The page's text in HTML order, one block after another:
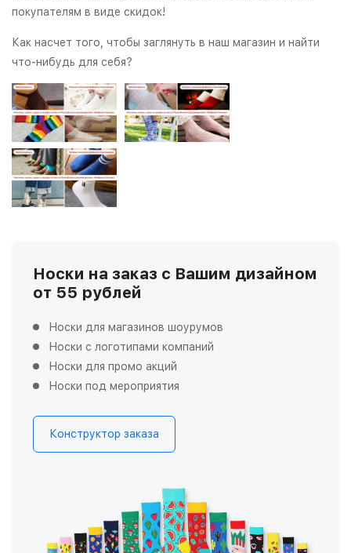
покупателям в виде скидок!
Как насчет того, чтобы заглянуть в наш магазин и найти
что-нибудь для себя?
Носки на заказ с Вашим дизайном
от 55 рублей
Носки для магазинов шоурумов
Носки с логотипами компаний
Носки для промо акций
Носки под мероприятия
Конструктор заказа